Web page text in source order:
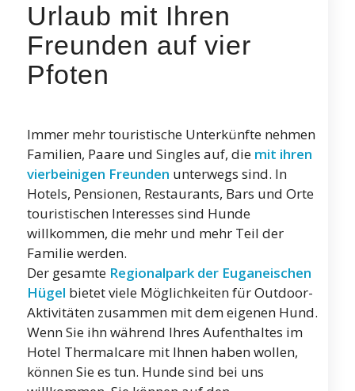
Urlaub mit Ihren
Freunden auf vier
Pfoten
Immer mehr touristische Unterkünfte nehmen
Familien, Paare und Singles auf, die mit ihren
vierbeinigen Freunden unterwegs sind. In
Hotels, Pensionen, Restaurants, Bars und Orte
touristischen Interesses sind Hunde
willkommen, die mehr und mehr Teil der
Familie werden.
Der gesamte Regionalpark der Euganeischen
Hügel bietet viele Möglichkeiten für Outdoor-
Aktivitäten zusammen mit dem eigenen Hund.
Wenn Sie ihn während Ihres Aufenthaltes im
Hotel Thermalcare mit Ihnen haben wollen,
können Sie es tun. Hunde sind bei uns